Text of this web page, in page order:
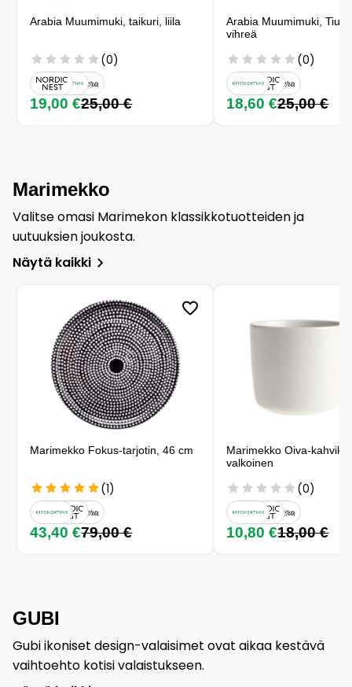
Arabia Muumimuki, taikuri, liila
(0)
19,00 €25,00 €
Arabia Muumimuki,
vihreä
(0)
18,60 €25,00 €
Marimekko
Valitse omasi Marimekon klassikkotuotteiden ja
uutuuksien joukosta.
Näytä kaikki
Marimekko Fokus-tarjotin, 46 cm
(1)
43,40 €79,00 €
Marimekko Oiva-
valkoinen
(0)
10,80 €18,00 €
GUBI
Gubi ikoniset design-valaisimet ovat aikaa kestävä
vaihtoehto kotisi valaistukseen.